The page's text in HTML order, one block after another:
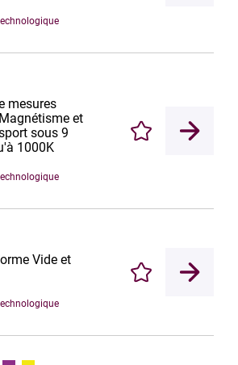
mesures
et
sous 9
1000K
Enregistrer
Vide et
Enregistrer